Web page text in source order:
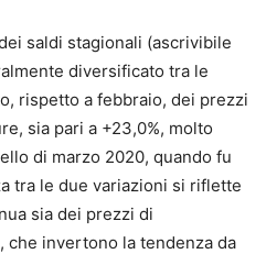
saldi stagionali (ascrivibile
diversificato tra le
rispetto a febbraio, dei prezzi
sia pari a +23,0%, molto
di marzo 2020, quando fu
tra le due variazioni si riflette
sia dei prezzi di
che invertono la tendenza da